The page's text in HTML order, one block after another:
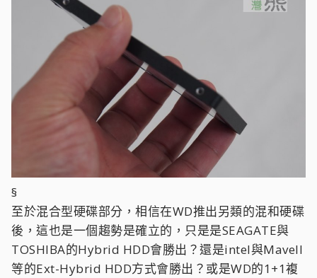
§
至於混合型硬碟部分，相信在WD推出另類的混和硬碟
後，這也是一個趨勢是確立的，只是是SEAGATE與
TOSHIBA的Hybrid HDD會勝出？還是intel與Mavell
等的Ext-Hybrid HDD方式會勝出？或是WD的1+1複